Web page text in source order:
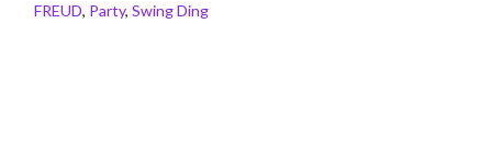
FREUD, Party,Swing Ding